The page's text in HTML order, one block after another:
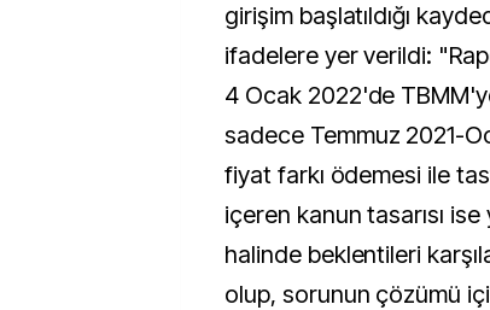
girişim başlatıldığı
ifadelere yer verildi:
4 Ocak 2022'de
sadece Temmuz 2021-
fiyat farkı ödemesi ile
içeren kanun tasarısı
halinde beklentileri
olup, sorunun çözümü